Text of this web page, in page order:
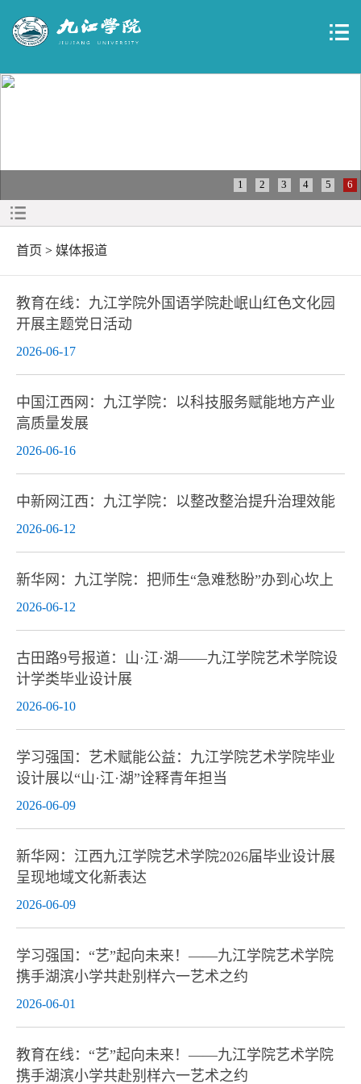
1 2 3 4 5 6
首页 > 媒体报道
教育在线：九江学院外国语学院赴岷山红色文化园
开展主题党日活动
2026-06-17
中国江西网：九江学院：以科技服务赋能地方产业
高质量发展
2026-06-16
中新网江西：九江学院：以整改整治提升治理效能
2026-06-12
新华网：九江学院：把师生“急难愁盼”办到心坎上
2026-06-12
古田路9号报道：山·江·湖——九江学院艺术学院设
计学类毕业设计展
2026-06-10
学习强国：艺术赋能公益：九江学院艺术学院毕业
设计展以“山·江·湖”诠释青年担当
2026-06-09
新华网：江西九江学院艺术学院2026届毕业设计展
呈现地域文化新表达
2026-06-09
学习强国：“艺”起向未来！——九江学院艺术学院
携手湖滨小学共赴别样六一艺术之约
2026-06-01
教育在线：“艺”起向未来！——九江学院艺术学院
携手湖滨小学共赴别样六一艺术之约